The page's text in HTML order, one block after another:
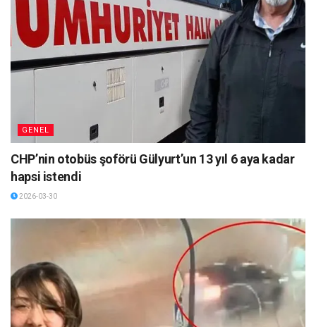
GENEL
CHP’nin otobüs şoförü Gülyurt’un 13 yıl 6 aya kadar
hapsi istendi
2026-03-30